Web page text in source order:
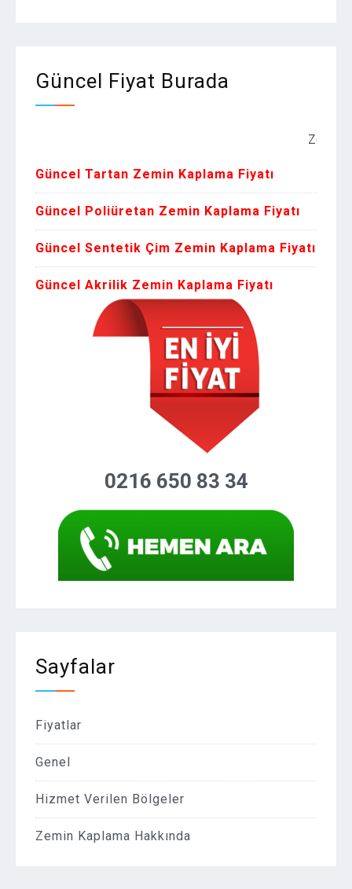
Güncel Fiyat Burada
Zemin
Güncel Tartan Zemin Kaplama Fiyatı
Güncel Poliüretan Zemin Kaplama Fiyatı
Güncel Sentetik Çim Zemin Kaplama Fiyatı
Güncel Akrilik Zemin Kaplama Fiyatı
0216 650 83 34
Sayfalar
Fiyatlar
Genel
Hizmet Verilen Bölgeler
Zemin Kaplama Hakkında